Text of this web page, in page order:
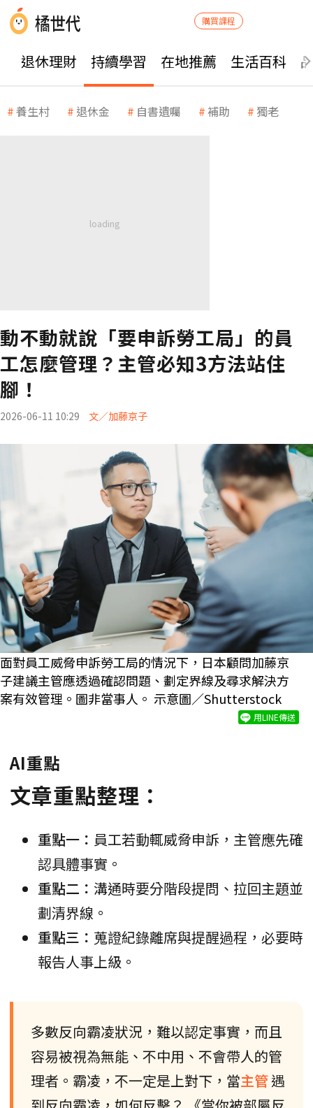
購買課程
退休理財 持續學習 在地推薦 生活百科
養生村 退休金 自書遺囑 補助 獨老
動不動就說「要申訴勞工局」的員
工怎麼管理？主管必知3方法站住
腳！
2026-06-11 10:29 文／加藤京子
面對員工威脅申訴勞工局的情況下，日本顧問加藤京
子建議主管應透過確認問題、劃定界線及尋求解決方
案有效管理。圖非當事人。 示意圖／Shutterstock
用LINE傳送
AI重點
文章重點整理：
重點一： 員工若動輒威脅申訴，主管應先確
認具體事實。
重點二： 溝通時要分階段提問、拉回主題並
劃清界線。
重點三： 蒐證紀錄離席與提醒過程，必要時
報告人事上級。
多數反向霸凌狀況，難以認定事實，而且
容易被視為無能、不中用、不會帶人的管
理者。霸凌，不一定是上對下，當主管遇